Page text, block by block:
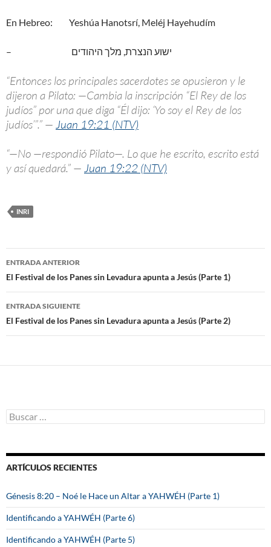
En Hebreo: Yeshúa Hanotsrí, Meléj Hayehudím
– ישוע הנצרת, מלך היהודים
“Entonces los principales sacerdotes se opusieron y le
dijeron a Pilato: —Cambia la inscripción “El Rey de los
judíos” por una que diga “Él dijo: ‘Yo soy el Rey de los
judíos’”.” — Juan 19:21 (NTV)
“—No —respondió Pilato—. Lo que he escrito, escrito está
y así quedará.” — Juan 19:22 (NTV)
INRI
Navegación
de
entradas
ENTRADA ANTERIOR
El Festival de los Panes sin Levadura apunta a Jesús (Parte 1)
ENTRADA SIGUIENTE
El Festival de los Panes sin Levadura apunta a Jesús (Parte 2)
B
u
a
r
ARTÍCULOS RECIENTES
Génesis 8:20 – Noé le Hace un Altar a YAHWÉH (Parte 1)
Identificando a YAHWÉH (Parte 6)
Identificando a YAHWÉH (Parte 5)